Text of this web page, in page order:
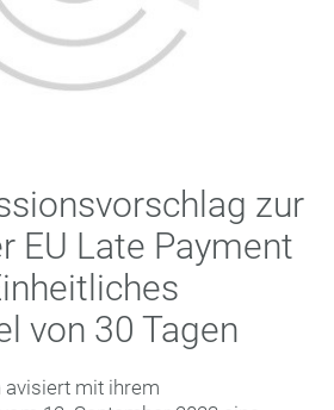
zur
EU Late Payment
von 30 Tagen
avisiert mit ihrem